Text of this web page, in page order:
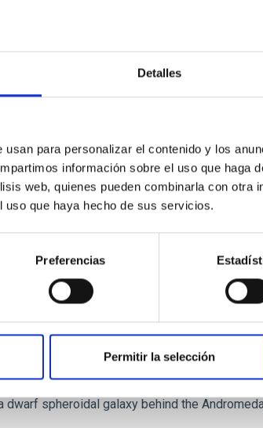
Detalles
para personalizar el contenido y los
información sobre el uso que haga
web, quienes pueden combinarla con otra
uso que haya hecho de sus servicios.
Preferencias
Permitir la selección
galaxy, which is found to the far side of
for the theory of the formation of
of the Local Group” , and adds “The
by amateur astro-photographers can help
which cannot be currently detected
neutral hydrogen.
in the Roque de los Muchachos
million light years, further away than the
the Andromeda Galaxy). The position and
galaxy known at “The Ghost of
of Andromeda). However Donatiello
time, situated behind the Andromeda
Galileo (TNG), also at the Roque de los
is composed mainly of old stars and
the Milky Way, such as the Draco and Ursa
of spheroidal dwarf galaxies, which
Beasley, an IAC researcher and a coauthor
spheroidal galaxy behind the